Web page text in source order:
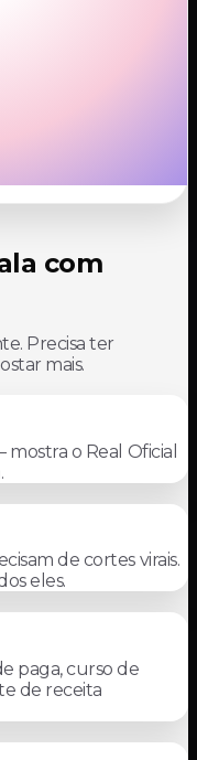
com
Precisa ter
mais.
o Real Oficial
de cortes virais.
eles.
paga, curso de
de receita